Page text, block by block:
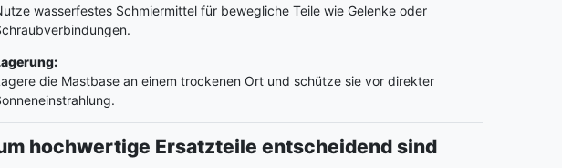
wasserfestes Schmiermittel für bewegliche Teile wie Gelenke oder
die Mastbase an einem trockenen Ort und schütze sie vor direkter
hochwertige Ersatzteile entscheidend sind